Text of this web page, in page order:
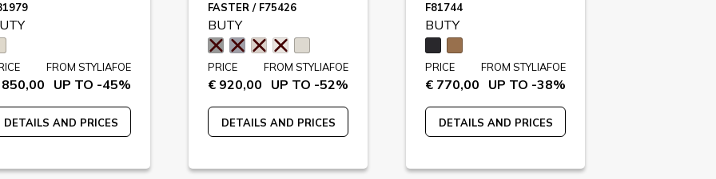
FROM STYLIAFOE
UP TO -45%
DETAILS AND PRICES
FASTER / F75426
BUTY
PRICE
€ 920,00
FROM STYLIAFOE
UP TO -52%
DETAILS AND PRICES
F81744
BUTY
PRICE
€ 770,00
FROM STYLIAFOE
UP TO -38%
DETAILS AND PRICES